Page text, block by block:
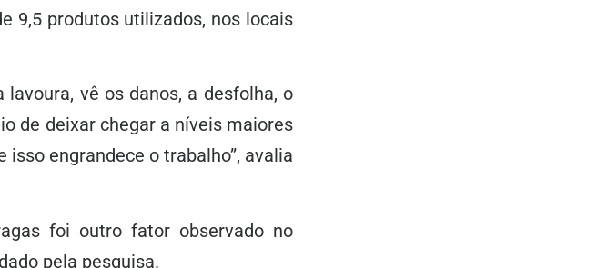
9,5 produtos utilizados, nos locais
vê os danos, a desfolha, o
de deixar chegar a níveis maiores
engrandece o trabalho”, avalia
foi outro fator observado no
pela pesquisa.